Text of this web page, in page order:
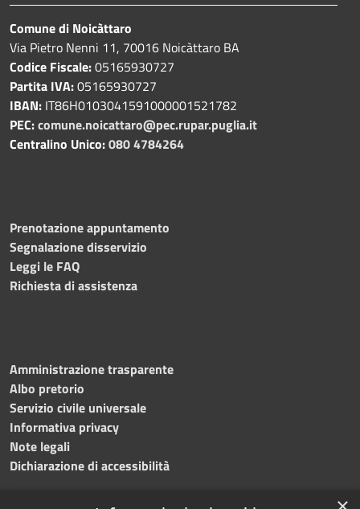
Comune di Noicàttaro
Via Pietro Nenni 11, 70016 Noicàttaro BA
Codice Fiscale:05165930727
Partita IVA:05165930727
IBAN: IT86H0103041591000001521782
PEC:comune.noicattaro@pec.rupar.puglia.it
Centralino Unico:080 4784264
Prenotazione appuntamento
Segnalazione disservizio
Leggi le FAQ
Richiesta di assistenza
Amministrazione trasparente
Albo pretorio
Servizio civile universale
Informativa privacy
Note legali
Dichiarazione di accessibilità